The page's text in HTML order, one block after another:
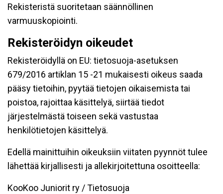
Rekisteristä suoritetaan säännöllinen
varmuuskopiointi.
Rekisteröidyn oikeudet
Rekisteröidyllä on EU: tietosuoja-asetuksen
679/2016 artiklan 15 -21 mukaisesti oikeus saada
pääsy tietoihin, pyytää tietojen oikaisemista tai
poistoa, rajoittaa käsittelyä, siirtää tiedot
järjestelmästä toiseen sekä vastustaa
henkilötietojen käsittelyä.
Edellä mainittuihin oikeuksiin viitaten pyynnöt tulee
lähettää kirjallisesti ja allekirjoitettuna osoitteella:
KooKoo Juniorit ry / Tietosuoja